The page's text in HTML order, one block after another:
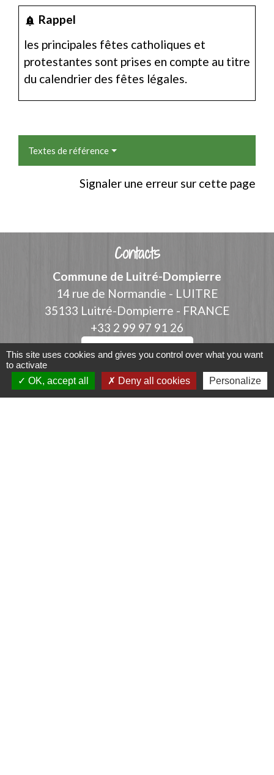
notification_important Rappel
les principales fêtes catholiques et
protestantes sont prises en compte au titre
du calendrier des fêtes légales.
Textes de référence
Signaler une erreur sur cette page
Contacts
Commune de Luitré-Dompierre
14 rue de Normandie - LUITRE
35133 Luitré-Dompierre - FRANCE
+33 2 99 97 91 26
This site uses cookies and gives you control over what you want
to activate
OK, accept all
Deny all cookies Personalize